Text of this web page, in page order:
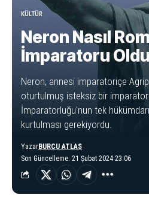
KÜLTÜR
Neron Nasıl
İmparatoru
Neron, annesi imparatoriçe
oturtulmuş isteksiz bir
İmparatorluğu'nun tek
kurtulması gerekiyordu.
Son Güncelleme: 21 Şubat 2024 23:06
YazarBURCU ATLAS